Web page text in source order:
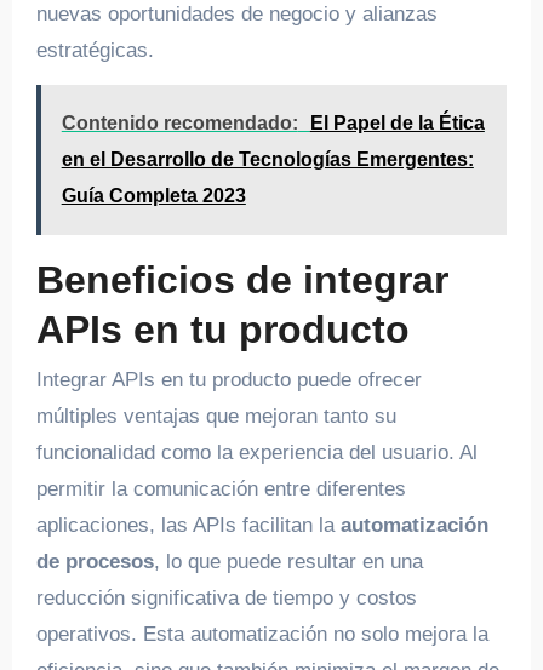
nuevas oportunidades de negocio y alianzas
estratégicas.
Contenido recomendado:
El Papel de la Ética
en el Desarrollo de Tecnologías Emergentes:
Guía Completa 2023
Beneficios de integrar
APIs en tu producto
Integrar APIs en tu producto puede ofrecer
múltiples ventajas que mejoran tanto su
funcionalidad como la experiencia del usuario. Al
permitir la comunicación entre diferentes
aplicaciones, las APIs facilitan la automatización
de procesos, lo que puede resultar en una
reducción significativa de tiempo y costos
operativos. Esta automatización no solo mejora la